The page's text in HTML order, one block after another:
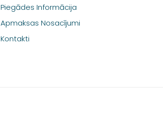
Piegādes Informācija
Apmaksas Nosacījumi
Kontakti